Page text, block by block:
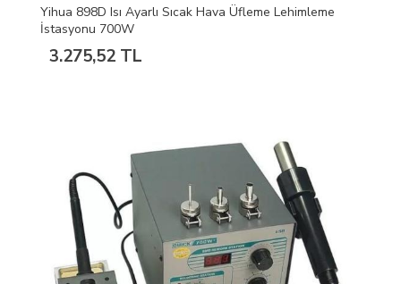
Yihua 898D Isı Ayarlı Sıcak Hava Üfleme Lehimleme
İstasyonu 700W
3.275,52 TL